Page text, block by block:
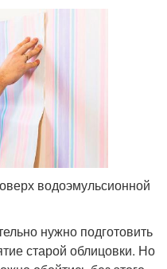
водоэмульсионной
нужно подготовить
старой облицовки. Но